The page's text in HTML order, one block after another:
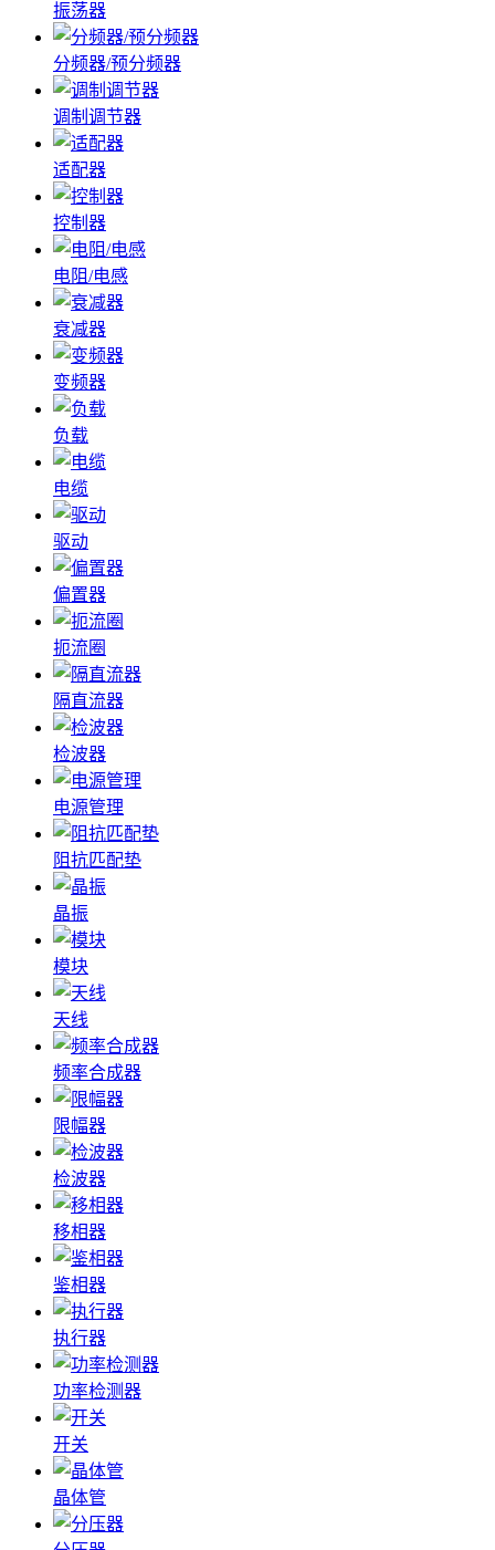
振荡器
分频器/预分频器
调制调节器
适配器
控制器
电阻/电感
衰减器
变频器
负载
电缆
驱动
偏置器
扼流圈
隔直流器
检波器
电源管理
阻抗匹配垫
晶振
模块
天线
频率合成器
限幅器
检波器
移相器
鉴相器
执行器
功率检测器
开关
晶体管